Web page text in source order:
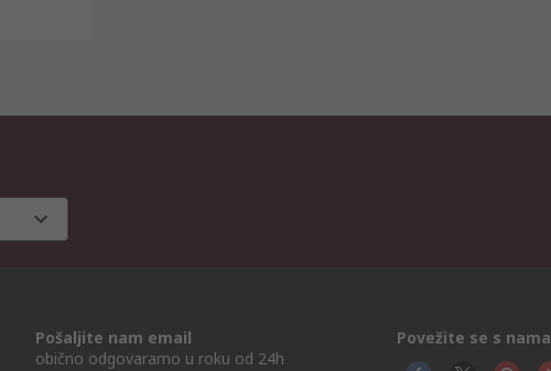
Pošaljite nam email
obično odgovaramo u roku od 24h
Povežite se s nama